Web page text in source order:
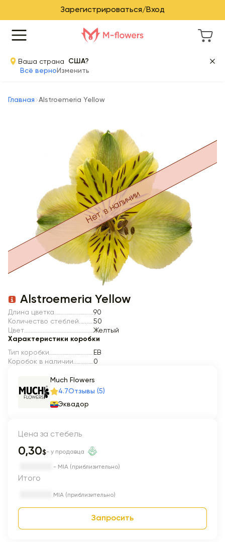
Зарегистрироваться/Вход
Ваша страна
США?
Всё верно Изменить
Главная Alstroemeria Yellow
Item 1 of 1
Нет в наличии
Alstroemeria Yellow
Длина цветка
90
Количество стеблей
50
Цвет
Желтый
Характеристики коробки
Тип коробки
EB
Коробок в наличии
0
Much Flowers
4.7Отзывы (5)
Эквадор
Цена за стебель
0,30$- у продавца
- MIA (приблизительно)
Итого
MIA (приблизительно)
Запросить